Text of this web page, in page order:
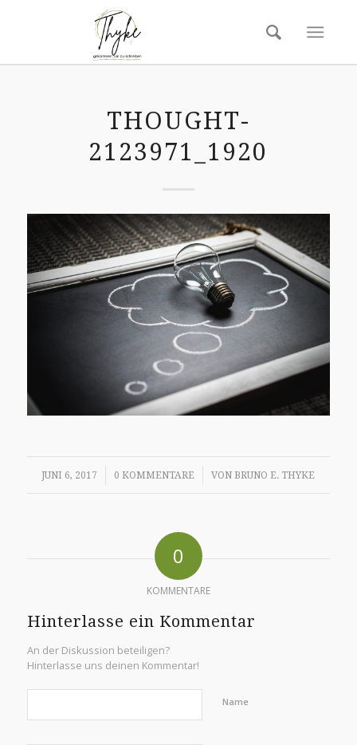
THOUGHT-
2123971_1920
JUNI 6, 2017
/ 0 KOMMENTARE
/ VONBRUNO E. THYKE
0
KOMMENTARE
Hinterlasse ein Kommentar
An der Diskussion beteiligen?
Hinterlasse uns deinen Kommentar!
Name